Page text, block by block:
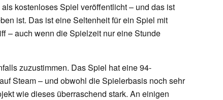
als kostenloses Spiel veröffentlicht – und das ist
ist. Das ist eine Seltenheit für ein Spiel mit
– auch wenn die Spielzeit nur eine Stunde
zuzustimmen. Das Spiel hat eine 94-
Steam – und obwohl die Spielerbasis noch sehr
wie dieses überraschend stark. An einigen